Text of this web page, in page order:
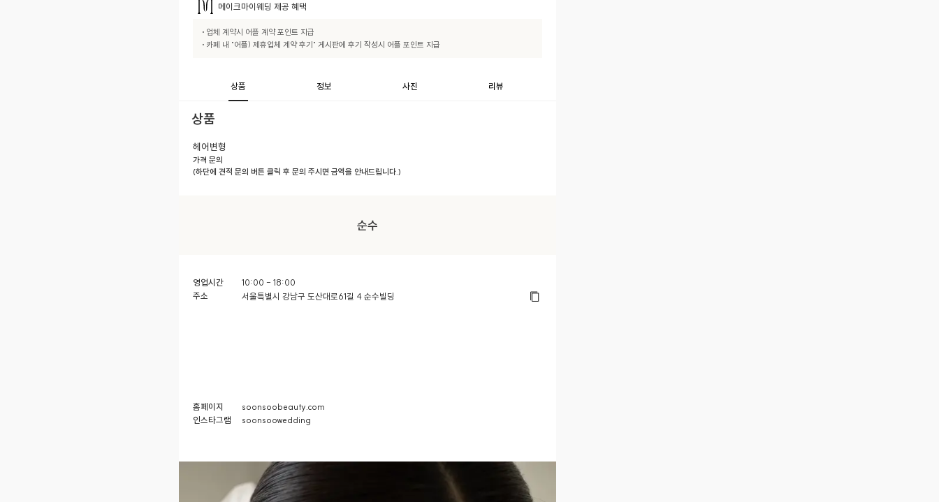
메이크마이웨딩 제공 혜택
• 카페 내 "어플) 제휴업체 계약 후기" 게시판에 후기 작성시 어플 포인트 지급
상품 정보 사진 리뷰
상품
헤어변형
가격 문의
(하단에 견적 문의 버튼 클릭 후 문의 주시면 금액을 안내드립니다.)
순수
영업시간
10:00 - 18:00
주소
서울특별시 강남구 도산대로61길 4 순수빌딩
홈페이지
soonsoobeauty.com
인스타그램
soonsoowedding